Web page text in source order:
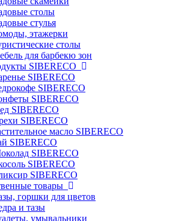
столы
стулья
этажерки
столы
для барбекю зон
SIBERECO
SIBERECO
SIBERECO
SIBERECO
SIBERECO
SIBERECO
масло SIBERECO
SIBERECO
SIBERECO
SIBERECO
SIBERECO
товары
горшки для цветов
и тазы
умывальники